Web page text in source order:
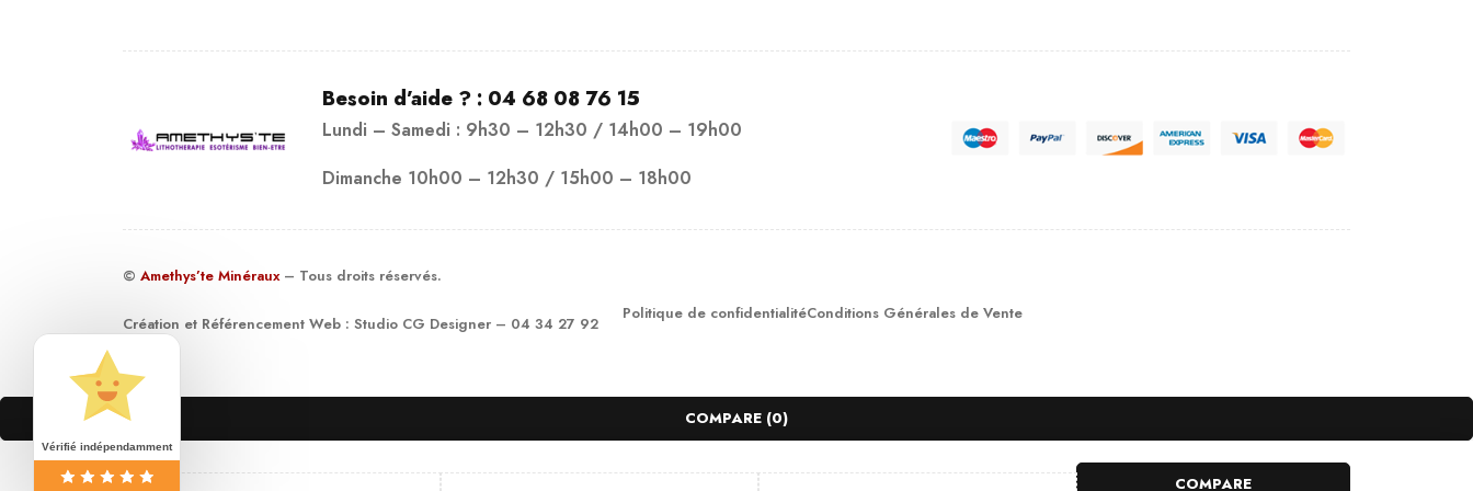
Besoin d’aide ? : 04 68 08 76 15
Lundi – Samedi : 9h30 – 12h30 / 14h00 – 19h00
Dimanche 10h00 – 12h30 / 15h00 – 18h00
© Amethys’te Minéraux – Tous droits réservés.
Création et Référencement Web : Studio CG Designer – 04 34 27 92
Politique de confidentialitéConditions Générales de Vente
Vérifié indépendamment
COMPARE (0)
COMPARE